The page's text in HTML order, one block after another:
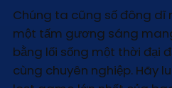
Chúng ta cũng số đông dĩ
một tấm gương sáng
bằng lối sống một thời đại
cùng chuyên nghiệp. Hãy